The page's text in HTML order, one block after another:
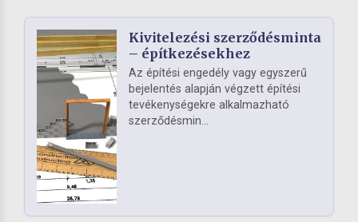
Kivitelezési szerződésminta
– építkezésekhez
Az építési engedély vagy egyszerű
bejelentés alapján végzett építési
tevékenységekre alkalmazható
szerződésmin...